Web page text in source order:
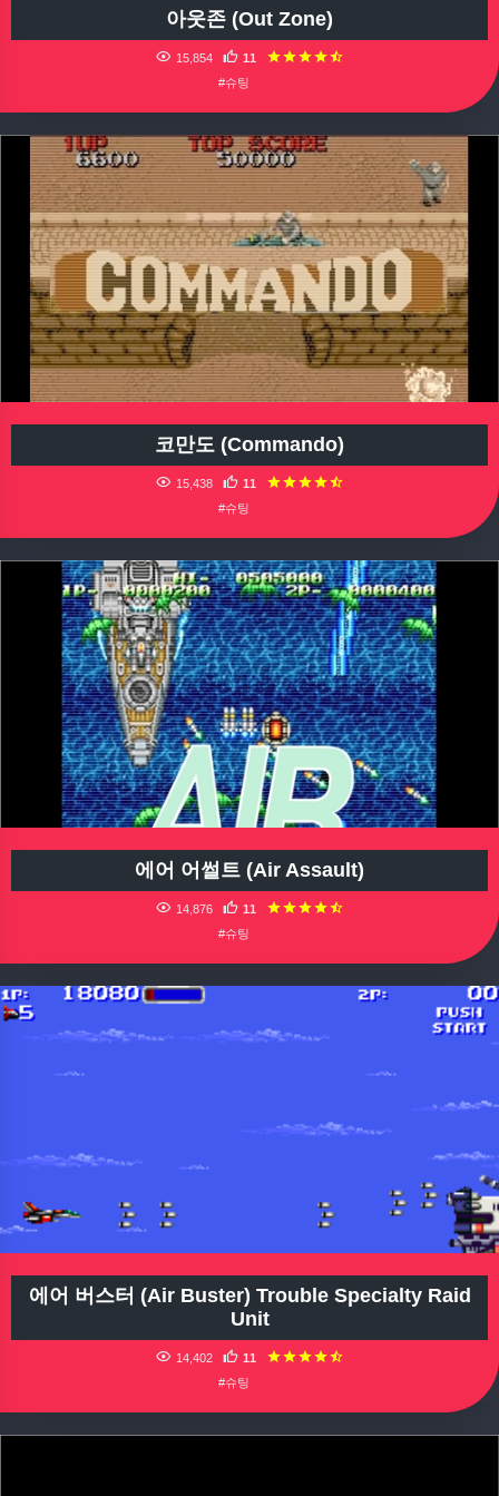
아웃존 (Out Zone)
15,854
11
#슈팅
코만도 (Commando)
15,438
11
#슈팅
에어 어썰트 (Air Assault)
14,876
11
#슈팅
에어 버스터 (Air Buster) Trouble Specialty Raid
Unit
14,402
11
#슈팅